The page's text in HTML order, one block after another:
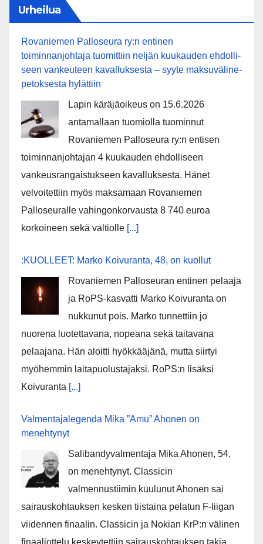
Urheilua
Rovaniemen Palloseura ry:n entinen
toiminnanjohtaja tuo­mit­tiin neljän kuu­kau­den eh­dol­li­
seen van­keu­teen ka­val­luk­ses­ta – syyte mak­su­vä­li­ne­
pe­tok­ses­ta hy­lät­tiin
Lapin käräjäoikeus on 15.6.2026
antamallaan tuomiolla tuominnut
Rovaniemen Palloseura ry:n entisen
toiminnanjohtajan 4 kuukauden ehdolliseen
vankeusrangaistukseen kavalluksesta. Hänet
velvoitettiin myös maksamaan Rovaniemen
Palloseuralle vahingonkorvausta 8 740 euroa
korkoineen sekä valtiolle [...]
:KUOLLEET: Marko Koivuranta, 48, on kuollut
Rovaniemen Palloseuran entinen pelaaja
ja RoPS-kasvatti Marko Koivuranta on
nukkunut pois. Marko tunnettiin jo
nuorena luotettavana, nopeana sekä taitavana
pelaajana. Hän aloitti hyökkääjänä, mutta siirtyi
myöhemmin laitapuolustajaksi. RoPS:n lisäksi
Koivuranta [...]
Valmentajalegenda Mika ”Amu” Ahonen on
menehtynyt
Salibandyvalmentaja Mika Ahonen, 54,
on menehtynyt. Classicin
valmennustiimin kuulunut Ahonen sai
sairauskohtauksen kesken tiistaina pelatun F-liigan
viidennen finaalin. Classicin ja Nokian KrP:n välinen